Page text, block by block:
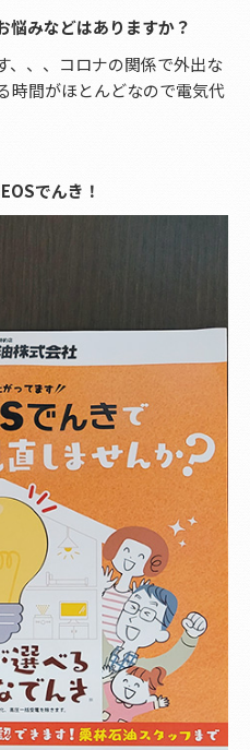
悩みなどはありますか？
、、、コロナの関係で外出な
時間がほとんどなので電気代
でんき！